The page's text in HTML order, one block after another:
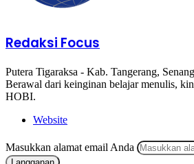
Redaksi Focus
Putera Tigaraksa - Kab. Tangerang,
Berawal dari keinginan belajar menulis,
HOBI.
Website
Masukkan alamat email Anda